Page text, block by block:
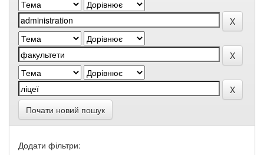
Почати новий пошук
Додати фільтри: